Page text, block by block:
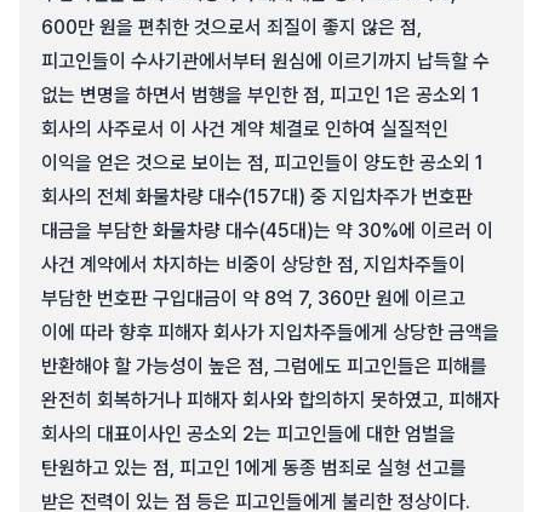
600만 원을 편취한 것으로서 죄질이 좋지 않은 점,
피고인들이 수사기관에서부터 원심에 이르기까지 납득할 수
없는 변명을 하면서 범행을 부인한 점, 피고인 1은 공소외 1
회사의 사주로서 이 사건 계약 체결로 인하여 실질적인
이익을 얻은 것으로 보이는 점, 피고인들이 양도한 공소외 1
회사의 전체 화물차량 대수(157대) 중 지입차주가 번호판
대금을 부담한 화물차량 대수(45대)는 약 30%에 이르러 이
사건 계약에서 차지하는 비중이 상당한 점, 지입차주들이
부담한 번호판 구입대금이 약 8억 7, 360만 원에 이르고
이에 따라 향후 피해자 회사가 지입차주들에게 상당한 금액을
반환해야 할 가능성이 높은 점, 그럼에도 피고인들은 피해를
완전히 회복하거나 피해자 회사와 합의하지 못하였고, 피해자
회사의 대표이사인 공소외 2는 피고인들에 대한 엄벌을
탄원하고 있는 점, 피고인 1에게 동종 범죄로 실형 선고를
받은 전력이 있는 점 등은 피고인들에게 불리한 정상이다.